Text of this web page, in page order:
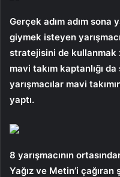
Gerçek adım adım sona
giymek isteyen
stratejisini de kullanmak
mavi takım kaptanlığı
yarışmacılar mavi
yaptı.
8 yarışmacının
Yağız ve Metin’i çağıran